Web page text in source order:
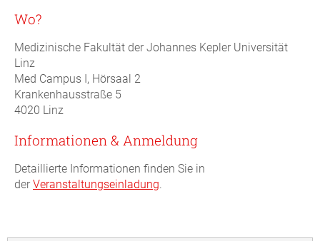
Wo?
Medizinische Fakultät der Johannes Kepler Universität
Linz
Med Campus I, Hörsaal 2
Krankenhausstraße 5
4020 Linz
Informationen & Anmeldung
Detaillierte Informationen finden Sie in
der Veranstaltungseinladung.